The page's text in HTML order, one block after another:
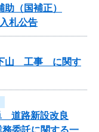
（国補正）
札公告
下山 工事 に関す
道路新設改良
務委託に関する一